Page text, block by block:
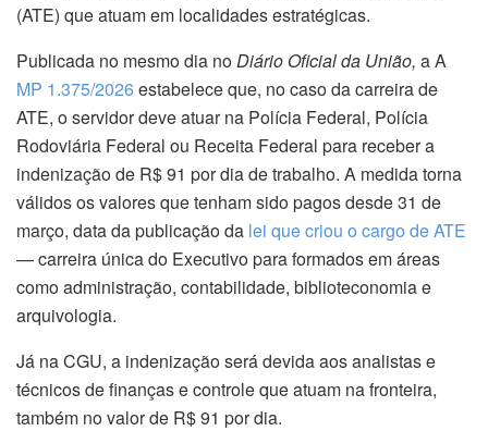
(ATE) que atuam em localidades estratégicas.
Publicada no mesmo dia noDiário Oficial da União, a A
MP 1.375/2026estabelece que, no caso da carreira de
ATE, o servidor deve atuar na Polícia Federal, Polícia
Rodoviária Federal ou Receita Federal para receber a
indenização de R$ 91 por dia de trabalho. A medida torna
válidos os valores que tenham sido pagos desde 31 de
março, data da publicação da lei que criou o cargo de ATE
— carreira única do Executivo para formados em áreas
como administração, contabilidade, biblioteconomia e
arquivologia.
Já na CGU, a indenização será devida aos analistas e
técnicos de finanças e controle que atuam na fronteira,
também no valor de R$ 91 por dia.